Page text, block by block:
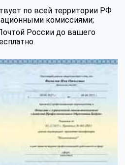
по всей территории РФ
комиссиями;
России до вашего